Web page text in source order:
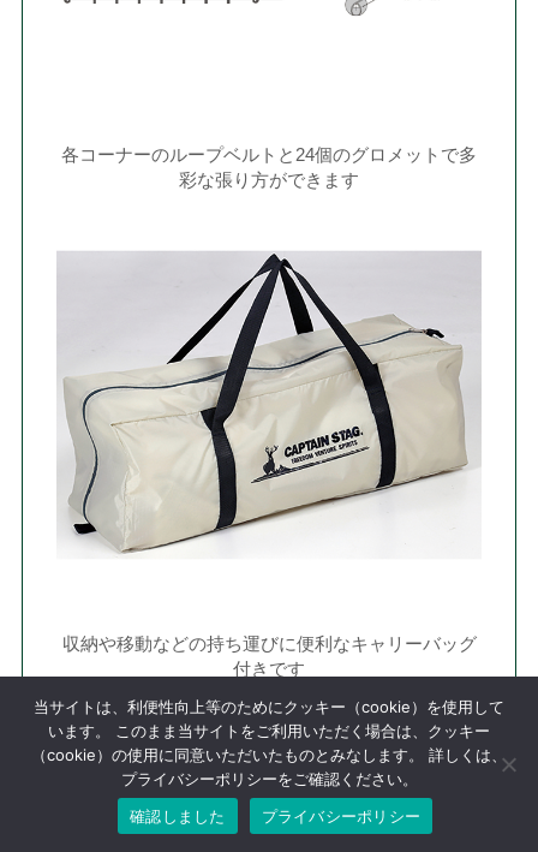
各コーナーのループベルトと24個のグロメットで多
彩な張り方ができます
収納や移動などの持ち運びに便利なキャリーバッグ
付きです
製品
サイ
600×440×H240cm
当サイトは、利便性向上等のためにクッキー（cookie）を使用して
います。 このまま当サイトをご利用いただく場合は、クッキー
（cookie）の使用に同意いただいたものとみなします。 詳しくは、
プライバシーポリシーをご確認ください。
確認しました
プライバシーポリシー